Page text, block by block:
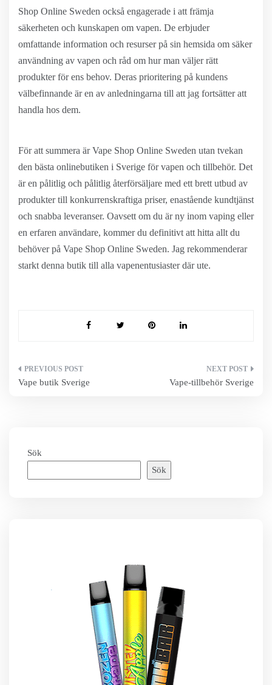
Shop Online Sweden också engagerade i att främja
säkerheten och kunskapen om vapen. De erbjuder
omfattande information och resurser på sin hemsida om säker
användning av vapen och råd om hur man väljer rätt
produkter för ens behov. Deras prioritering på kundens
välbefinnande är en av anledningarna till att jag fortsätter att
handla hos dem.
För att summera är Vape Shop Online Sweden utan tvekan
den bästa onlinebutiken i Sverige för vapen och tillbehör. Det
är en pålitlig och pålitlig återförsäljare med ett brett utbud av
produkter till konkurrenskraftiga priser, enastående kundtjänst
och snabba leveranser. Oavsett om du är ny inom vaping eller
en erfaren användare, kommer du definitivt att hitta allt du
behöver på Vape Shop Online Sweden. Jag rekommenderar
starkt denna butik till alla vapenentusiaster där ute.
Inläggsnavigering
Vape butik Sverige Vape-tillbehör Sverige
Sök
Sök